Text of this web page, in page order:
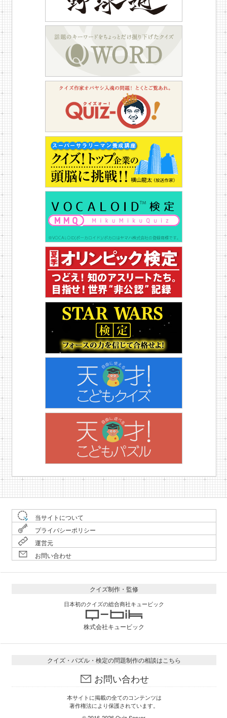
当サイトについて
プライバシーポリシー
運営元
お問い合わせ
クイズ制作・監修
日本初のクイズの総合商社キュービック
株式会社キュービック
クイズ・パズル・検定の問題制作の相談はこちら
お問い合わせ
本サイトに掲載の全てのコンテンツは
著作権法により保護されています。